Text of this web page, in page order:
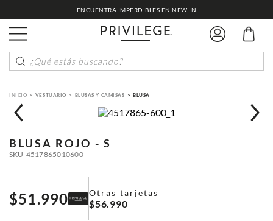
ENCUENTRA IMPERDIBLES EN NEW IN
¿Qué estás buscando?
VESTUARIO BLUSAS Y CAMISAS BLUSA
BLUSA ROJO - S
SKU 4517865010600
$51.990 Otras tarjetas
$56.990